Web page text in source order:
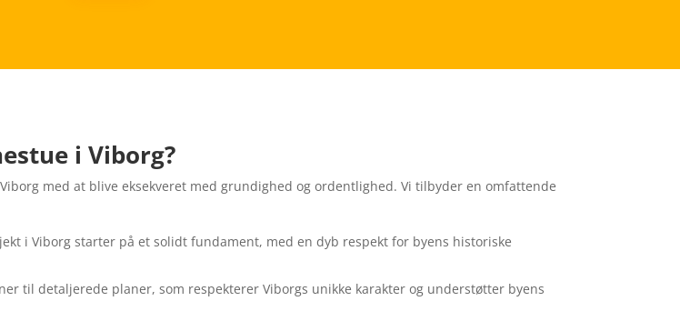
i Viborg?
med at blive eksekveret med grundighed og ordentlighed. Vi tilbyder en omfattende
i Viborg starter på et solidt fundament, med en dyb respekt for byens historiske
til detaljerede planer, som respekterer Viborgs unikke karakter og understøtter byens